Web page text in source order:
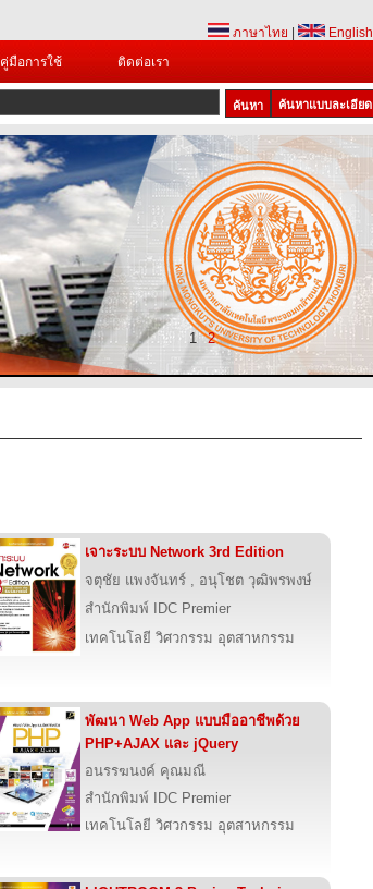
ภาษาไทย
English
คู่มือการใช้ ติดต่อเรา
ค้นหาแบบละเอียด
1 2
เจาะระบบ Network 3rd Edition
จตุชัย แพงจันทร์ , อนุโชต วุฒิพรพงษ์
สำนักพิมพ์ IDC Premier
เทคโนโลยี วิศวกรรม อุตสาหกรรม
พัฒนา Web App แบบมืออาชีพด้วย
PHP+AJAX และ jQuery
อนรรฆนงค์ คุณมณี
สำนักพิมพ์ IDC Premier
เทคโนโลยี วิศวกรรม อุตสาหกรรม